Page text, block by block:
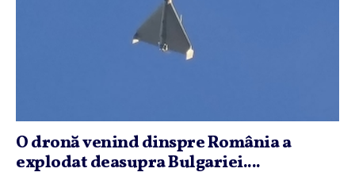
O dronă venind dinspre România a
explodat deasupra Bulgariei....